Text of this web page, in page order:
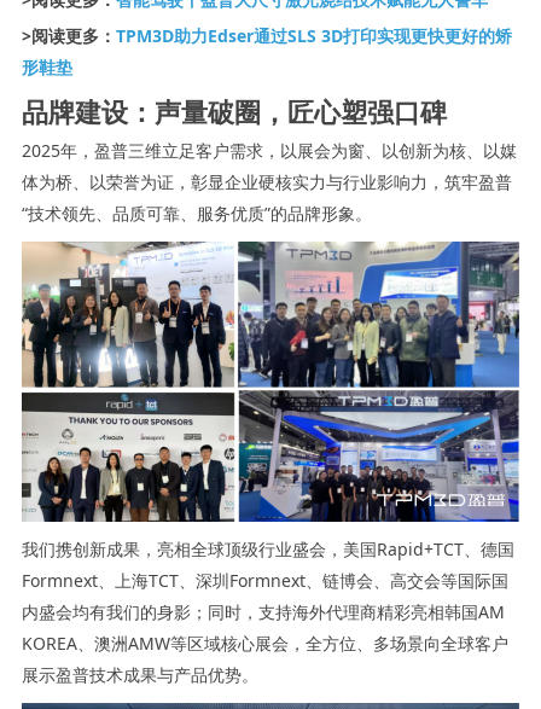
>阅读更多： TPM3D助力Edser通过SLS 3D打印实现更快更好的矫
形鞋垫
品牌建设： 声量破圈，匠心塑强口碑
2025年，盈普三维立足客户需求，以展会为窗、以创新为核、以媒
体为桥、以荣誉为证，彰显企业硬核实力与行业影响力，筑牢盈普
“技术领先、品质可靠、服务优质”的品牌形象。
我们携创新成果，亮相全球顶级行业盛会，美国Rapid+TCT、德国
Formnext、上海TCT、深圳Formnext、链博会、高交会等国际国
内盛会均有我们的身影；同时，支持海外代理商精彩亮相韩国AM
KOREA、澳洲AMW等区域核心展会，全方位、多场景向全球客户
展示盈普技术成果与产品优势。